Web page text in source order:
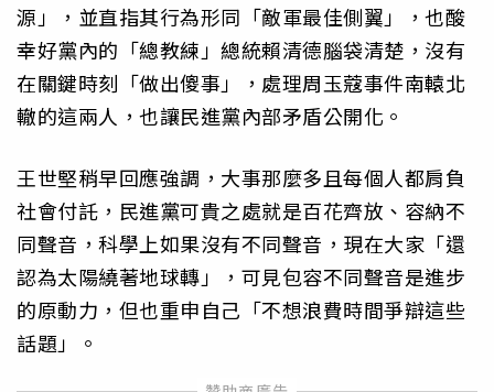
源」，並直指其行為形同「敵軍最佳側翼」，也酸
幸好黨內的「總教練」總統賴清德腦袋清楚，沒有
在關鍵時刻「做出傻事」，處理周玉蔻事件南轅北
轍的這兩人，也讓民進黨內部矛盾公開化。
王世堅稍早回應強調，大事那麼多且每個人都肩負
社會付託，民進黨可貴之處就是百花齊放、容納不
同聲音，科學上如果沒有不同聲音，現在大家「還
認為太陽繞著地球轉」，可見包容不同聲音是進步
的原動力，但也重申自己「不想浪費時間爭辯這些
話題」。